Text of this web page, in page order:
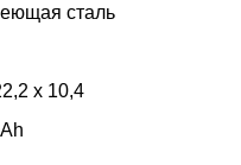
cталь
х 10,4